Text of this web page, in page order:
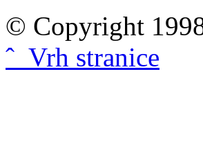
© Copyright
ˆ Vrh stranice